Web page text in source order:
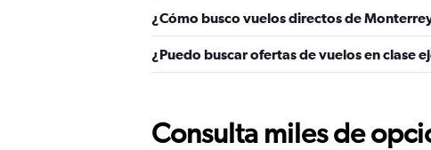
¿Cómo busco vuelos directos de
¿Puedo buscar ofertas de vuelos en clase
Consulta miles de